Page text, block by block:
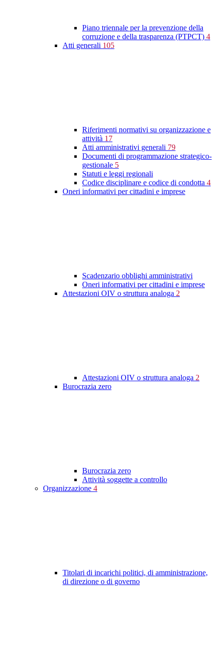
Piano triennale per la prevenzione della
corruzione e della trasparenza (PTPCT) 4
Atti generali 105
Riferimenti normativi su organizzazione e
attività 17
Atti amministrativi generali 79
Documenti di programmazione strategico-
gestionale 5
Statuti e leggi regionali
Codice disciplinare e codice di condotta 4
Oneri informativi per cittadini e imprese
Scadenzario obblighi amministrativi
Oneri informativi per cittadini e imprese
Attestazioni OIV o struttura analoga 2
Attestazioni OIV o struttura analoga 2
Burocrazia zero
Burocrazia zero
Attività soggette a controllo
Organizzazione 4
Titolari di incarichi politici, di amministrazione,
di direzione o di governo